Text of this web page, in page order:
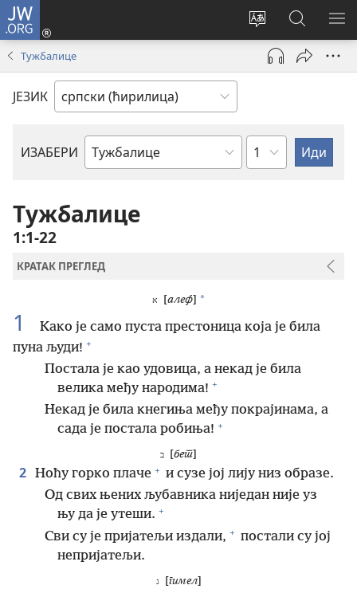
JW.ORG
Промени
језик
сајта
Пријава
(отвара
прозор)
Претрага
сајта
JW.ORG
Тужбалице
ЈЕЗИК
ИЗАБЕРИ
Библијска
Поглавље
Тужбалице
1:1-22
КРАТАК ПРЕГЛЕД
א алеф *
1
Како је само пуста престоница која је била
пуна људи! +
Постала је као удовица, а некад је била
велика међу народима! +
Некад је била кнегиња међу покрајинама, а
сада је постала робиња! +
ב бет
2 Ноћу горко плаче + и сузе јој лију низ образе.
Од свих њених љубавника ниједан није уз
њу да је утеши. +
Сви су је пријатељи издали, + постали су јој
непријатељи.
ג[гимел]